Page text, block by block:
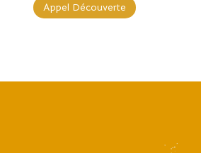
Appel Découverte